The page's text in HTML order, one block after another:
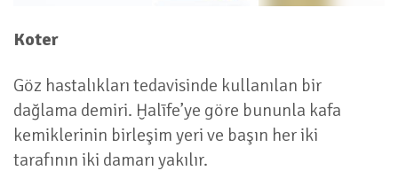
Koter
Göz hastalıkları tedavisinde kullanılan bir
dağlama demiri. Ḫalīfe’ye göre bununla kafa
kemiklerinin birleşim yeri ve başın her iki
tarafının iki damarı yakılır.